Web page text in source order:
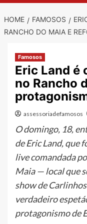
HOME FAMOSOS
RANCHO DO MAIA E
Famosos
Eric Land é
no Rancho
assessoriadefamosos
O domingo, 18,
de Eric Land, que
live comandada
Maia — local que
show de
verdadeiro
protagonismo de